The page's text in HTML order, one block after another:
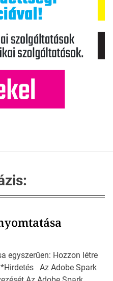
egyszerűen: Hozzon létre
Az Adobe Spark